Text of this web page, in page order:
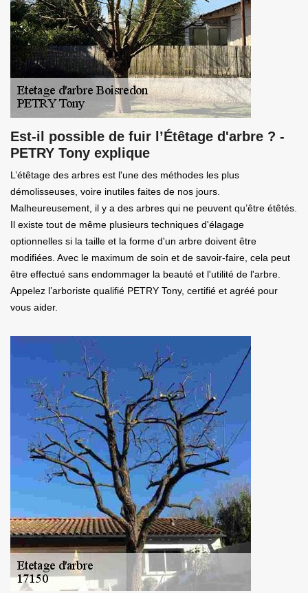
Est-il possible de fuir l’Étêtage d'arbre ? -
PETRY Tony explique
L’étêtage des arbres est l'une des méthodes les plus
démolisseuses, voire inutiles faites de nos jours.
Malheureusement, il y a des arbres qui ne peuvent qu’être étêtés.
Il existe tout de même plusieurs techniques d'élagage
optionnelles si la taille et la forme d'un arbre doivent être
modifiées. Avec le maximum de soin et de savoir-faire, cela peut
être effectué sans endommager la beauté et l'utilité de l'arbre.
Appelez l’arboriste qualifié PETRY Tony, certifié et agréé pour
vous aider.